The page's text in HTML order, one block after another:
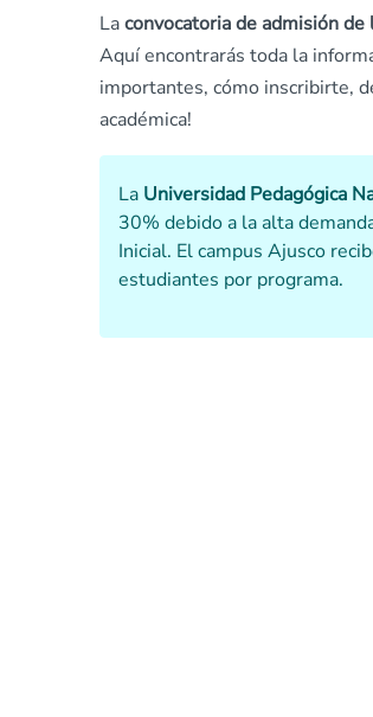
Laconvocatoria de admisión
Aquí encontrarás toda la
importantes, cómo inscribirte,
académica!
La Universidad Pedagógica
30% debido a la alta
Inicial. El campus Ajusco
estudiantes por programa.